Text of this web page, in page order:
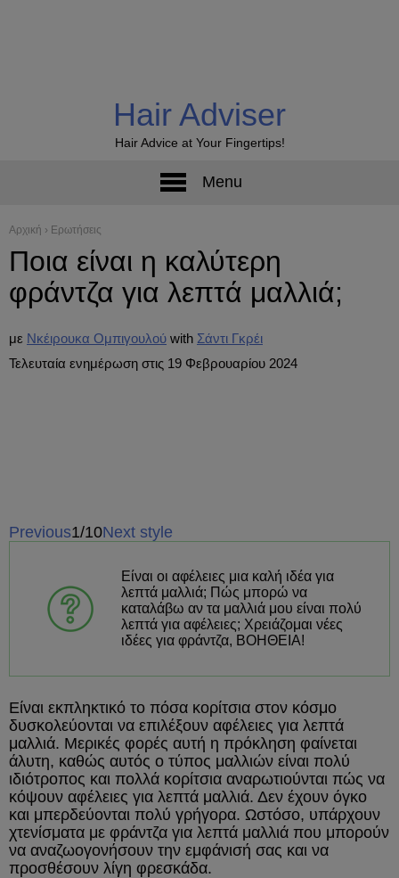
Hair Adviser
Hair Advice at Your Fingertips!
Menu
Αρχική › Ερωτήσεις
Ποια είναι η καλύτερη
φράντζα για λεπτά μαλλιά;
με Νκέιρουκα Ομπιγουλού
Σάντι Γκρέι
Τελευταία ενημέρωση στις 19 Φεβρουαρίου 2024
Previous1/10Next style
Είναι οι αφέλειες μια καλή ιδέα για
λεπτά μαλλιά; Πώς μπορώ να
καταλάβω αν τα μαλλιά μου είναι πολύ
λεπτά για αφέλειες; Χρειάζομαι νέες
ιδέες για φράντζα, ΒΟΗΘΕΙΑ!
Είναι εκπληκτικό το πόσα κορίτσια στον κόσμο
δυσκολεύονται να επιλέξουν αφέλειες για λεπτά
μαλλιά. Μερικές φορές αυτή η πρόκληση φαίνεται
άλυτη, καθώς αυτός ο τύπος μαλλιών είναι πολύ
ιδιότροπος και πολλά κορίτσια αναρωτιούνται πώς να
κόψουν αφέλειες για λεπτά μαλλιά. Δεν έχουν όγκο
και μπερδεύονται πολύ γρήγορα. Ωστόσο, υπάρχουν
χτενίσματα με φράντζα για λεπτά μαλλιά που μπορούν
να αναζωογονήσουν την εμφάνισή σας και να
προσθέσουν λίγη φρεσκάδα.